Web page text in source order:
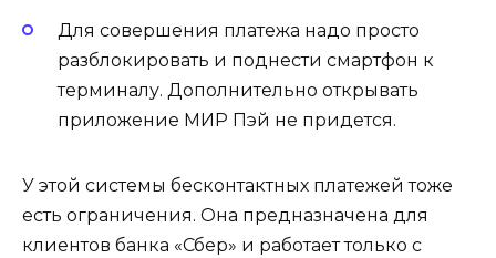
Для совершения платежа надо просто
разблокировать и поднести смартфон к
терминалу. Дополнительно открывать
приложение МИР Пэй не придется.
У этой системы бесконтактных платежей тоже
есть ограничения. Она предназначена для
клиентов банка «Сбер» и работает только с